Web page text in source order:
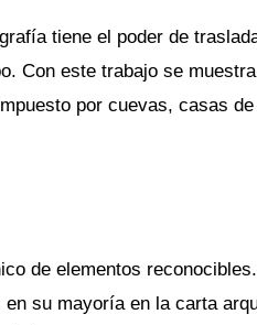
tiene el poder de
Con este trabajo se
por cuevas, casas
de elementos
su mayoría en la carta